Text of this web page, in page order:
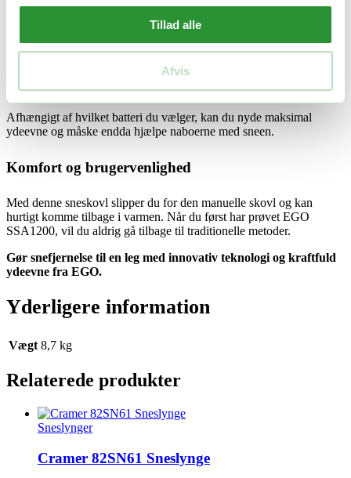
Tillad alle
Afvis
Denne sneskovl kan bruges med følgende kraftfulde power heads
PHX1600
Afhængigt af hvilket batteri du vælger, kan du nyde maksimal
ydeevne og måske endda hjælpe naboerne med sneen.
Komfort og brugervenlighed
Med denne sneskovl slipper du for den manuelle skovl og kan
hurtigt komme tilbage i varmen. Når du først har prøvet EGO
SSA1200, vil du aldrig gå tilbage til traditionelle metoder.
Gør snefjernelse til en leg med innovativ teknologi og kraftfuld
ydeevne fra EGO.
Yderligere information
Vægt 8,7 kg
Relaterede produkter
Sneslynger
Cramer 82SN61 Sneslynge